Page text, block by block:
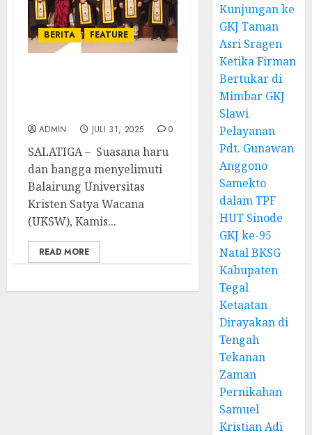
BERITA FEATURE
ADMIN JULI 31, 2025 0
SALATIGA – Suasana haru
dan bangga menyelimuti
Balairung Universitas
Kristen Satya Wacana
(UKSW), Kamis...
READ MORE
Kunjungan ke
GKJ Taman
Asri Sragen
Ketika Firman
Bertukar di
Mimbar GKJ
Slawi
Pelayanan
Pdt. Gunawan
Anggono
Samekto
dalam TPF
HUT Sinode
GKJ ke-95
Natal BKSG
Kabupaten
Tegal
Ketaatan
Dirayakan di
Tengah
Tekanan
Zaman
Pernikahan
Samuel
Kristian Adi